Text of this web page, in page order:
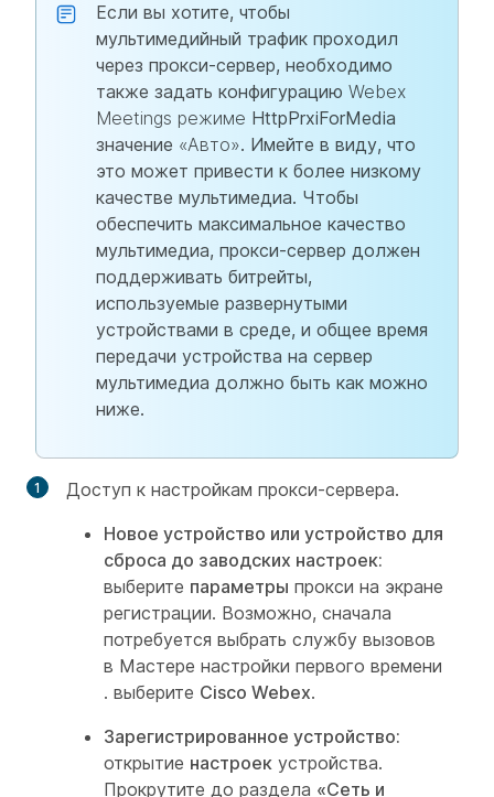
Если вы хотите, чтобы
мультимедийный трафик проходил
через прокси-сервер, необходимо
также задать конфигурацию Webex
Meetings режиме HttpPrxiForMedia
значение «Авто». Имейте в виду, что
это может привести к более низкому
качестве мультимедиа. Чтобы
обеспечить максимальное качество
мультимедиа, прокси-сервер должен
поддерживать битрейты,
используемые развернутыми
устройствами в среде, и общее время
передачи устройства на сервер
мультимедиа должно быть как можно
ниже.
Доступ к настройкам прокси-сервера.
Новое устройство или устройство для
сброса до заводских настроек:
выберите параметры прокси на экране
регистрации. Возможно, сначала
потребуется выбрать службу вызовов
в Мастере настройки первого времени
. выберите Cisco Webex.
Зарегистрированное устройство:
открытие настроек устройства.
Прокрутите до раздела «Сеть и